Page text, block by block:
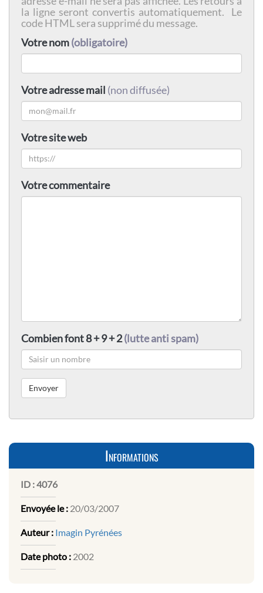
la ligne seront convertis automatiquement. Le
code HTML sera supprimé du message.
Votre nom(obligatoire)
Votre adresse mail (non diffusée)
Votre site web
Votre commentaire
Combien font 8 + 9 + 2(lutte anti spam)
Informations
ID :4076
Envoyée le : 20/03/2007
Auteur : Imagin Pyrénées
Date photo : 2002